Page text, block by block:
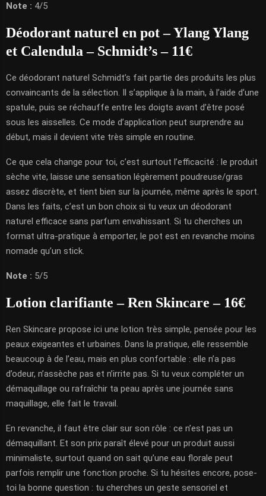
Note : 4/5
Déodorant naturel en pot – Ylang Ylang
et Calendula – Schmidt’s – 11€
Ce déodorant naturel Schmidt’s fait partie des produits les plus
convaincants de la sélection. Il s’applique à la main, à l’aide d’une
spatule, puis se réchauffe entre les doigts avant d’être posé
sous les aisselles. Ce mode d’application peut surprendre au
début, mais il devient vite très simple en routine.
Ce que cela change pour toi, c’est surtout l’efficacité : le produit
sèche vite, laisse une sensation légèrement poudreuse/gras
assez discrète, et tient bien sur la journée, même après le sport.
Dans les faits, c’est un bon choix si tu veux un déodorant
naturel efficace sans parfum envahissant. Si tu cherches un
format ultra-pratique à emporter, le pot est en revanche moins
nomade qu’un stick.
Note : 5/5
Lotion clarifiante – Ren Skincare – 16€
Ren Skincare propose ici une lotion très simple, pensée pour les
peaux exigeantes et urbaines. Dans la pratique, elle ressemble
beaucoup à de l’eau, mais en plus confortable : elle n’a pas
d’odeur, n’assèche pas et n’irrite pas. Si tu veux compléter un
démaquillage ou rafraîchir ta peau après une journée sans
maquillage, elle fait le travail.
En revanche, il faut être clair sur son rôle : ce n’est pas un
démaquillant. Et son prix paraît élevé pour un produit aussi
minimaliste, surtout quand on sait qu’une eau florale peut
parfois remplir une fonction proche. Si tu hésites encore, pose-
toi la bonne question : tu cherches un geste sensoriel et